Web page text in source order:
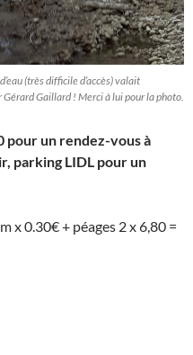
(très difficile d’accès) valait
Gérard Gaillard ! Merci à lui pour la photo.
pour un rendez-vous à
parking LIDL pour un
x 0.30€ + péages 2 x 6,80 =